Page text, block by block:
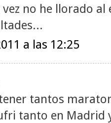
no he llorado
a las 12:25
tantos
tanto en Madrid